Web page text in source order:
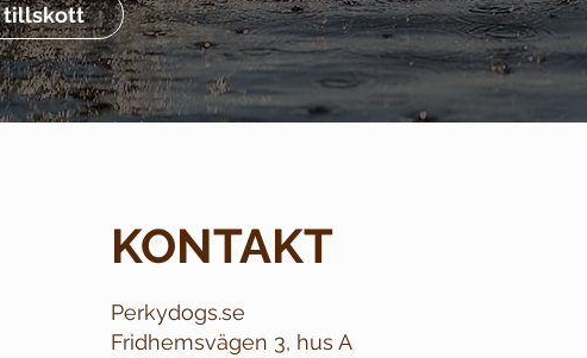
tillskott
KONTAKT
Perkydogs.se
Fridhemsvägen 3, hus A